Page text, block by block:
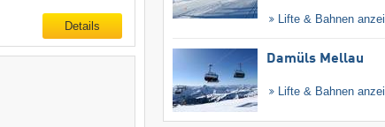
Details
Lifte & Bahnen
Damüls Mellau
Lifte & Bahnen